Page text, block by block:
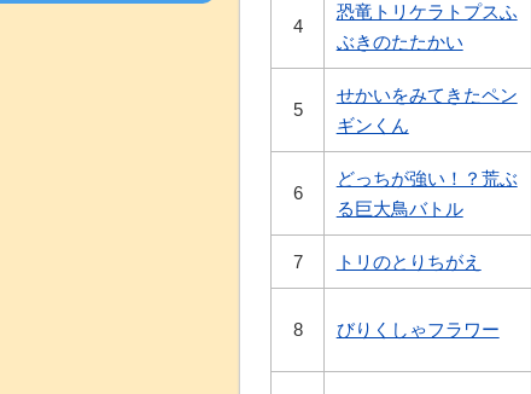
4
恐竜トリケラトプスふ
ぶきのたたかい
5
せかいをみてきたペン
ギンくん
6
どっちが強い！？荒ぶ
る巨大鳥バトル
7 トリのとりちがえ
8 びりくしゃフラワー